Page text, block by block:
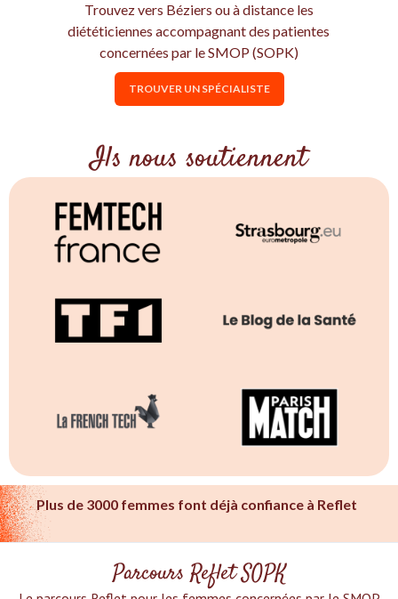
Trouvez vers Béziers ou à distance les
diététiciennes accompagnant des patientes
concernées par le SMOP (SOPK)
TROUVER UN SPÉCIALISTE
Ils nous soutiennent
Plus de 3000 femmes font déjà confiance à Reflet
Parcours Reflet SOPK